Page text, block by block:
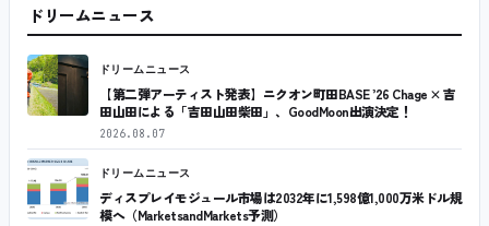
ドリームニュース
ドリームニュース
【第二弾アーティスト発表】ニクオン町田BASE ’26 Chage × 吉
田山田による「吉田山田柴田」、GoodMoon出演決定！
2026.08.07
ドリームニュース
ディスプレイモジュール市場は2032年に1,598億1,000万米ドル規
模へ（MarketsandMarkets予測）